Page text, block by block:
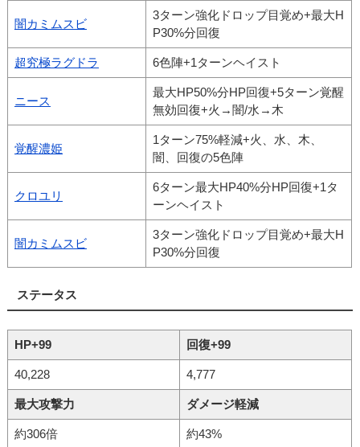
闇カミムスビ
3ターン強化ドロップ目覚め+最大H
P30%分回復
超究極ラグドラ 6色陣+1ターンヘイスト
ニース
最大HP50%分HP回復+5ターン覚醒
無効回復+火→闇/水→木
覚醒濃姫
1ターン75%軽減+火、水、木、
闇、回復の5色陣
クロユリ
6ターン最大HP40%分HP回復+1タ
ーンヘイスト
闇カミムスビ
3ターン強化ドロップ目覚め+最大H
P30%分回復
ステータス
HP+99 回復+99
40,228 4,777
最大攻撃力 ダメージ軽減
約306倍 約43%